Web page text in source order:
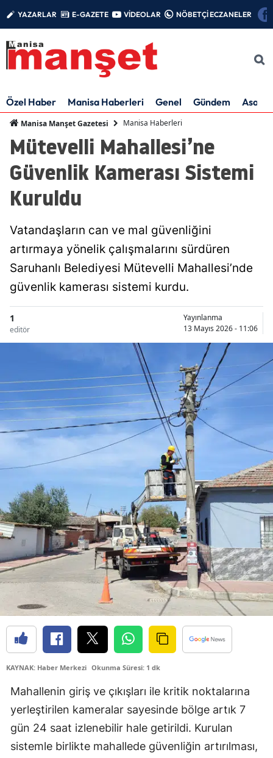
YAZARLAR E-GAZETE VİDEOLAR NÖBETÇİ ECZANELER
Özel Haber Manisa Haberleri Genel Gündem Asayiş
Manisa Manşet Gazetesi Manisa Haberleri
Mütevelli Mahallesi’ne
Güvenlik Kamerası Sistemi
Kuruldu
Vatandaşların can ve mal güvenliğini
artırmaya yönelik çalışmalarını sürdüren
Saruhanlı Belediyesi Mütevelli Mahallesi’nde
güvenlik kamerası sistemi kurdu.
1
editör
Yayınlanma
13 Mayıs 2026 - 11:06
KAYNAK: Haber Merkezi Okunma Süresi: 1 dk
Mahallenin giriş ve çıkışları ile kritik noktalarına
yerleştirilen kameralar sayesinde bölge artık 7
gün 24 saat izlenebilir hale getirildi. Kurulan
sistemle birlikte mahallede güvenliğin artırılması,